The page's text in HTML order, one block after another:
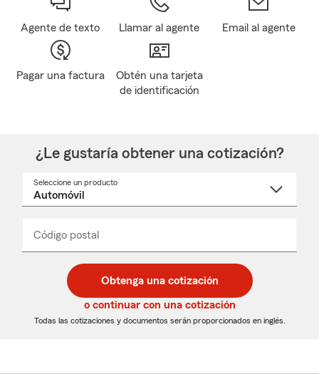
Agente de texto Llamar al agente Email al agente
Pagar una factura
Obtén una tarjeta
de identificación
¿Le gustaría obtener una cotización?
Seleccione un producto
desplegable
Código postal
de
5
dígitos
de
5
dígitos
_____
Obtenga una cotización
o continuar con una cotización
Todas las cotizaciones y documentos serán proporcionados en inglés.